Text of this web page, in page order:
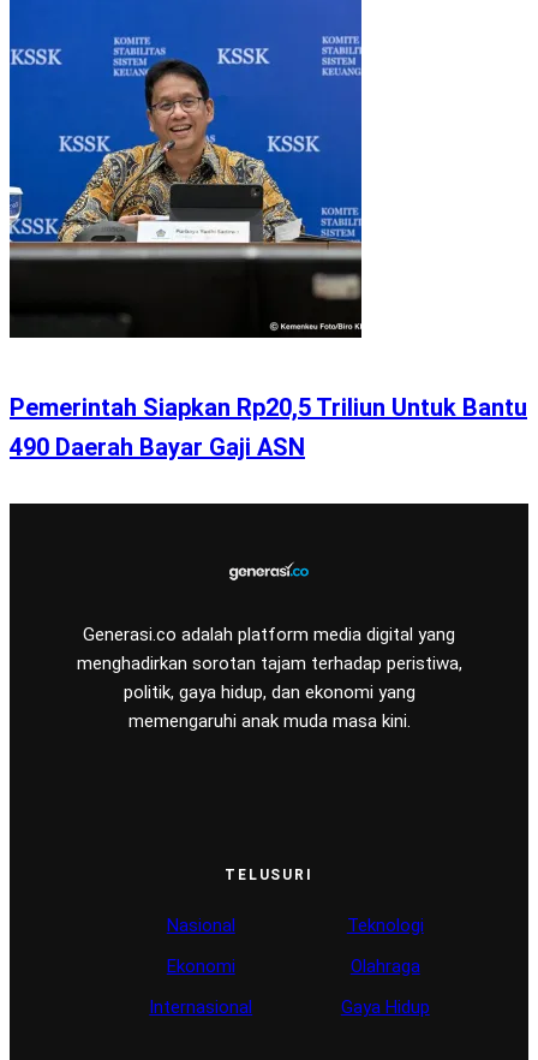
Pemerintah Siapkan Rp20,5 Triliun Untuk Bantu
490 Daerah Bayar Gaji ASN
Generasi.co adalah platform media digital yang
menghadirkan sorotan tajam terhadap peristiwa,
politik, gaya hidup, dan ekonomi yang
memengaruhi anak muda masa kini.
TELUSURI
Nasional
Ekonomi
Internasional
Teknologi
Olahraga
Gaya Hidup